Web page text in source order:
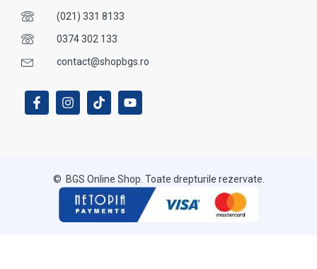
(021) 331 8133
0374 302 133
contact@shopbgs.ro
© BGS Online Shop. Toate drepturile rezervate.